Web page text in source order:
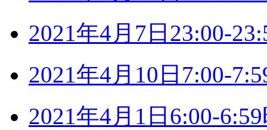
2021年4月7日23:00-
2021年4月10日7:00-
2021年4月1日6:00-